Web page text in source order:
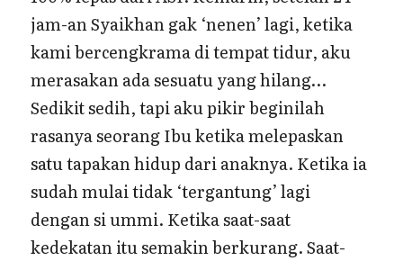
jam-an Syaikhan gak ‘nenen’ lagi, ketika
kami bercengkrama di tempat tidur, aku
merasakan ada sesuatu yang hilang…
Sedikit sedih, tapi aku pikir beginilah
rasanya seorang Ibu ketika melepaskan
satu tapakan hidup dari anaknya. Ketika ia
sudah mulai tidak ‘tergantung’ lagi
dengan si ummi. Ketika saat-saat
kedekatan itu semakin berkurang. Saat-